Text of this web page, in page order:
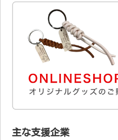
主な支援企業